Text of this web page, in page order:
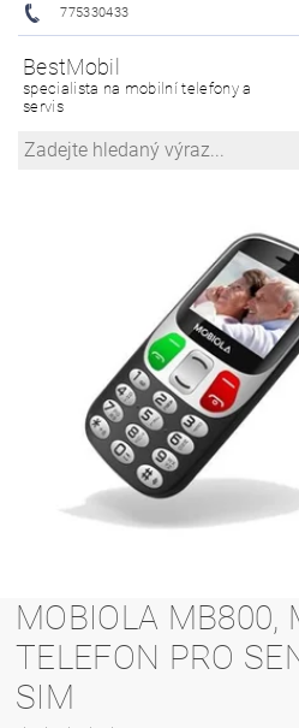
775330433
BestMobil
specialista na mobilní telefony a
servis
MOBIOLA MB800,
TELEFON PRO
SIM